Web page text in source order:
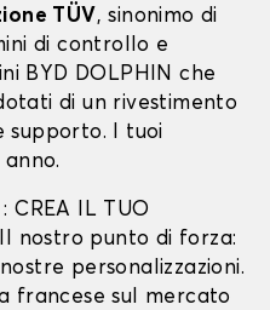
TÜV, sinonimo di
di controllo e
BYD DOLPHIN che
di un rivestimento
supporto. I tuoi
: CREA IL TUO
Il nostro punto di forza:
personalizzazioni.
francese sul mercato